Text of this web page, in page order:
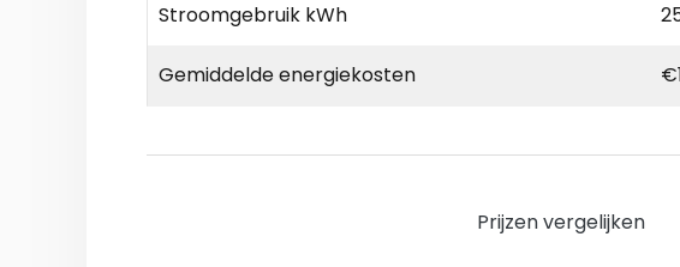
Stroomgebruik kWh
Gemiddelde energiekosten
Prijzen vergelijken